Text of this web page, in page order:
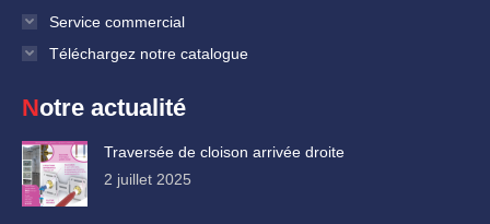
Service commercial
Téléchargez notre catalogue
Notre actualité
Traversée de cloison arrivée droite
2 juillet 2025